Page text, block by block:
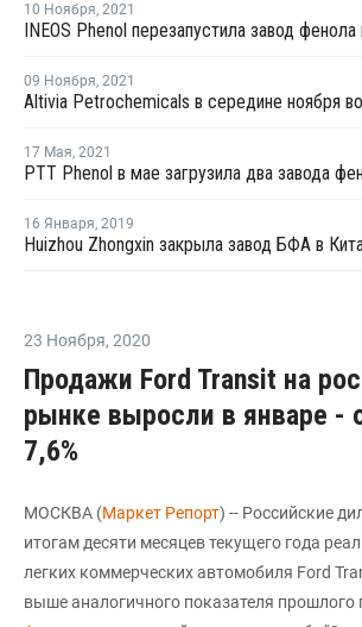
10 Ноября, 2021
09 Ноября, 2021
17 Мая, 2021
16 Января, 2019
Huizhou Zhongxin закрыла завод БФА в
23 Ноября, 2020
Продажи Ford Transit на
рынке выросли в январе -
7,6%
МОСКВА (Маркет Репорт) -- Российские
итогам десяти месяцев текущего года
легких коммерческих автомобиля Ford
выше аналогичного показателя прошлого